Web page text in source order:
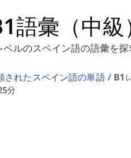
語彙（中級
ルのスペイン語の語彙を
されたスペイン語の単語 B1
分